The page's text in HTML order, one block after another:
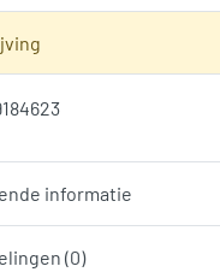
informatie
(0)